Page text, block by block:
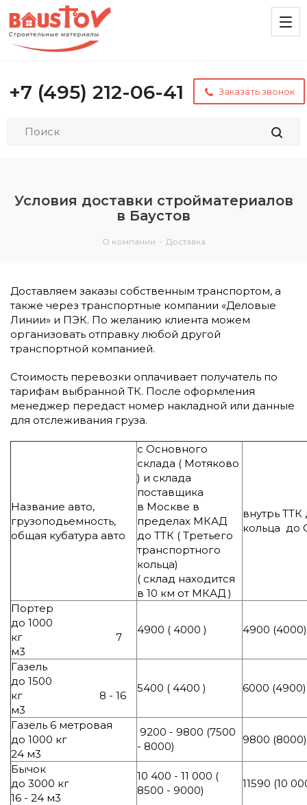
+7 (495) 212-06-41 Заказать звонок
Условия доставки стройматериалов
в Баустов
О компании - Доставка
Доставляем заказы собственным транспортом, а
также через транспортные компании «Деловые
Линии» и ПЭК. По желанию клиента можем
организовать отправку любой другой
транспортной компанией.
Стоимость перевозки оплачивает получатель по
тарифам выбранной ТК. После оформления
менеджер передаст номер накладной или данные
для отслеживания груза.
Название авто,
грузоподьемность,
общая кубатура авто
с Основного
склада ( Мотяково
) и склада
поставщика
в Москве в
пределах МКАД
до ТТК ( Третьего
транспортного
кольца)
( склад находится
в 10 км от МКАД )
внутрь
кольца до
Портер
до 1000
кг 7
м3
4900 ( 4000 ) 4900 (4000)
Газель
до 1500
кг 8 - 16
м3
5400 ( 4400 ) 6000 (4900)
Газель 6 метровая
до 1000 кг
24 м3
9200 - 9800 (7500
- 8000)
9800 (8000)
Бычок
до 3000 кг
16 - 24 м3
10 400 - 11 000 (
8500 - 9000)
11590 (10